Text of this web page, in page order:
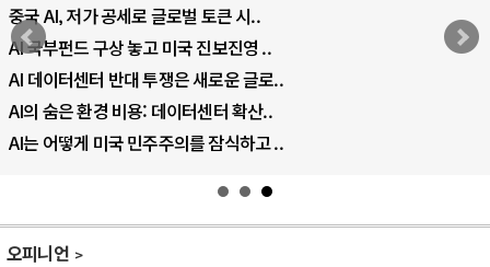
중국 AI, 저가 공세로 글로벌 토큰 시..
AI 국부펀드 구상 놓고 미국 진보진영 ..
AI 데이터센터 반대 투쟁은 새로운 글로..
AI의 숨은 환경 비용: 데이터센터 확산..
AI는 어떻게 미국 민주주의를 잠식하고 ..
오피니언